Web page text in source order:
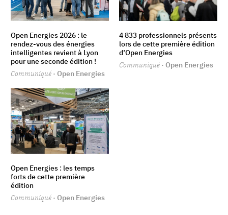
Open Energies 2026 : le
rendez-vous des énergies
intelligentes revient à Lyon
pour une seconde édition !
Communiqué · Open Energies
4 833 professionnels présents
lors de cette première édition
d’Open Energies
Communiqué · Open Energies
Open Energies : les temps
forts de cette première
édition
Communiqué · Open Energies